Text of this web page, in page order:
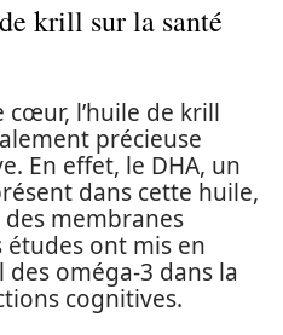
krill sur la santé
cœur, l’huile de krill
précieuse
En effet, le DHA, un
dans cette huile,
membranes
études ont mis en
oméga-3 dans la
cognitives.